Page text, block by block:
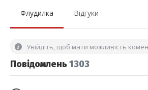
Флудилка Відгуки
Увійдіть, щоб мати можливість
Повідомлень1303